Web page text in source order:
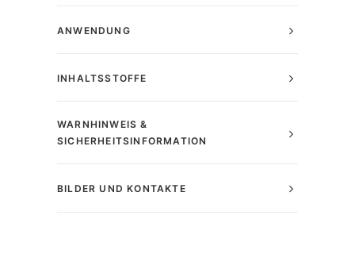
ANWENDUNG
INHALTSSTOFFE
WARNHINWEIS &
SICHERHEITSINFORMATION
BILDER UND KONTAKTE